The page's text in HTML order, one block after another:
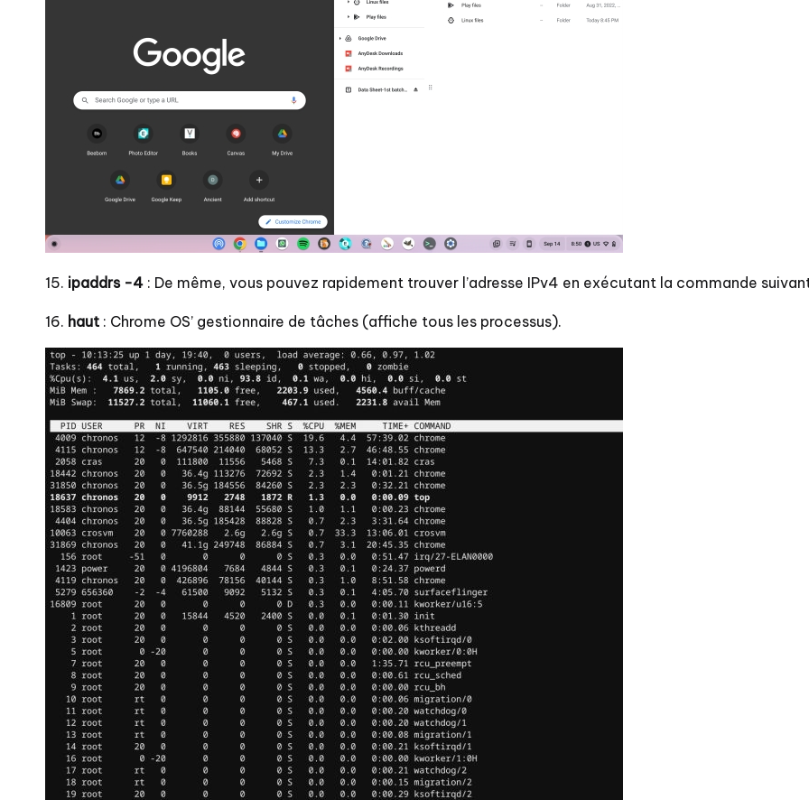
15. ipaddrs -4 : De même, vous pouvez rapidement trouver l’adresse IPv4 en exécutant la commande
16. haut : Chrome OS’ gestionnaire de tâches (affiche tous les processus).